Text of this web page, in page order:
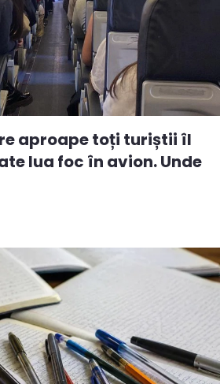
aproape toți turiștii îl
lua foc în avion. Unde